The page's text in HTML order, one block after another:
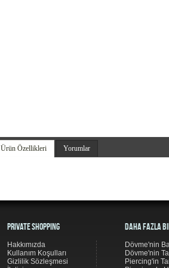
Ürün Özellikleri Yorumlar
Private Shopping
Hakkımızda
Kullanım Koşulları
Gizlilik Sözleşmesi
Daha Fazla
Dövme'nin
Dövme'nin
Piercing'in